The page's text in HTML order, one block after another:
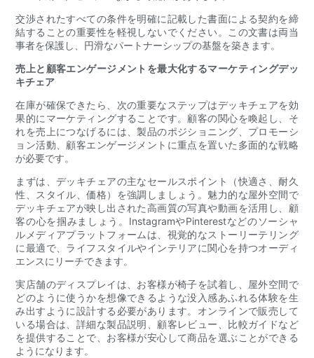
交渉されたすべての条件を明確に記載した書面による契約を締
結することの重要性を軽視しないでください。この文書は両当
事者を保護し、円滑なパートナーシップの基盤を築きます。
売上と顧客エンゲージメントを最大化するマーケティングデッ
キチェア
在庫が確保できたら、次の重要なステップはデッキチェアを効
果的にマーケティングすることです。顧客の関心を喚起し、そ
れを売上につなげるには、製品のポジショニング、プロモーシ
ョン活動、顧客エンゲージメントに重点を置いた多面的な戦略
が必要です。
まずは、デッキチェアの主なセールスポイント（快適さ、耐久
性、スタイル、価格）を強調しましょう。魅力的な屋外空間で
デッキチェアが映し出された高画質の写真や動画を活用し、顧
客の心を掴みましょう。InstagramやPinterestなどのソーシャ
ルメディアプラットフォームは、視覚的なストーリーテリング
に最適で、ライフスタイルやインテリアに関心を持つオーディ
エンスにリーチできます。
実店舗のディスプレイは、お客様が椅子を試着し、屋外空間で
どのように使うかを想像できるような没入感あふれる体験を生
み出すように設計する必要があります。オンラインで販売して
いる場合は、詳細な製品説明、顧客レビュー、比較ガイドなど
を提供することで、お客様が安心して商品を選ぶことができる
ようになります。